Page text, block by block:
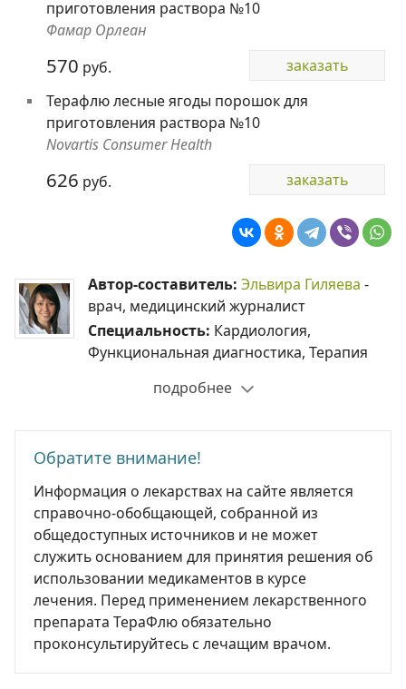
приготовления раствора №10
Фамар Орлеан
570 руб.
заказать
Терафлю лесные ягоды порошок для
приготовления раствора №10
Novartis Consumer Health
626 руб. заказать
Автор-составитель: Эльвира Гиляева -
врач, медицинский журналист
Специальность: Кардиология,
Функциональная диагностика, Терапия
подробнее
Обратите внимание!
Информация о лекарствах на сайте является
справочно-обобщающей, собранной из
общедоступных источников и не может
служить основанием для принятия решения об
использовании медикаментов в курсе
лечения. Перед применением лекарственного
препарата ТераФлю обязательно
проконсультируйтесь с лечащим врачом.